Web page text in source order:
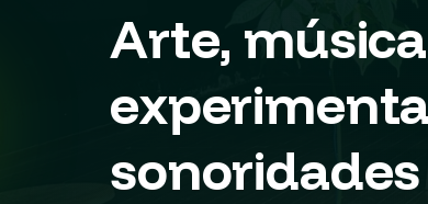
Arte,
sonoridades